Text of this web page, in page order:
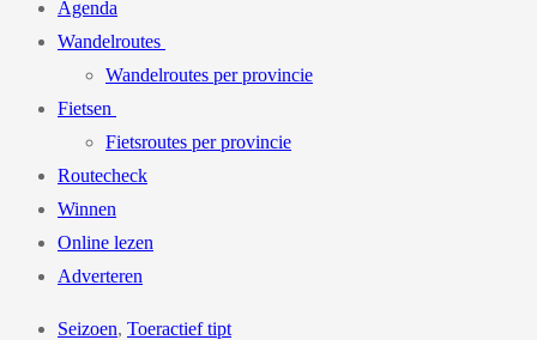
Agenda
Wandelroutes
Wandelroutes per provincie
Fietsen
Fietsroutes per provincie
Routecheck
Winnen
Online lezen
Adverteren
Seizoen, Toeractief tipt